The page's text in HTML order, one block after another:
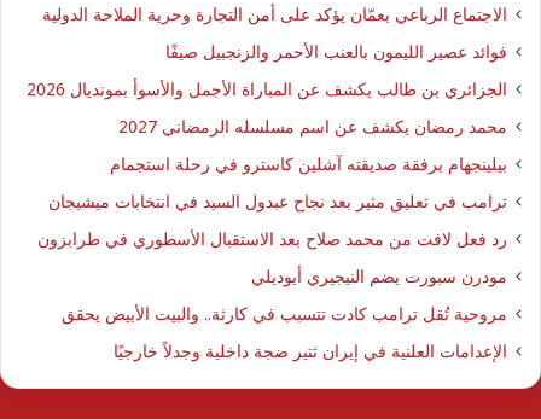
الاجتماع الرباعي بعمّان يؤكد على أمن التجارة وحرية الملاحة الدولية
فوائد عصير الليمون بالعنب الأحمر والزنجبيل صيفًا
الجزائري بن طالب يكشف عن المباراة الأجمل والأسوأ بمونديال 2026
محمد رمضان يكشف عن اسم مسلسله الرمضاني 2027
بيلينجهام برفقة صديقته آشلين كاسترو في رحلة استجمام
ترامب في تعليق مثير بعد نجاح عبدول السيد في انتخابات ميشيجان
رد فعل لافت من محمد صلاح بعد الاستقبال الأسطوري في طرابزون
مودرن سبورت يضم النيجيري أيوديلي
مروحية تُقل ترامب كادت تتسبب في كارثة.. والبيت الأبيض يحقق
الإعدامات العلنية في إيران ثتير ضجة داخلية وجدلاً خارجيًا